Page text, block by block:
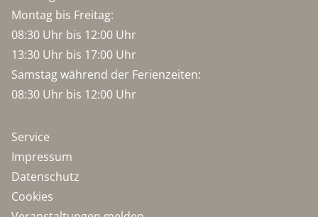
Montag bis Freitag:
08:30 Uhr bis 12:00 Uhr
13:30 Uhr bis 17:00 Uhr
Samstag während der Ferienzeiten:
08:30 Uhr bis 12:00 Uhr
Service
Impressum
Datenschutz
Cookies